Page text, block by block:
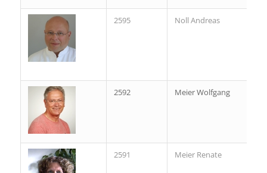
2595 Noll Andreas
2592 Meier Wolfgang
2591 Meier Renate